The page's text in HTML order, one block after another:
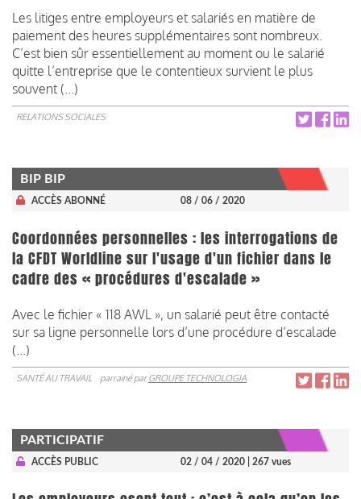
Les litiges entre employeurs et salariés en matière de
paiement des heures supplémentaires sont nombreux.
C’est bien sûr essentiellement au moment ou le salarié
quitte l’entreprise que le contentieux survient le plus
souvent (...)
RELATIONS SOCIALES
BIP BIP
ACCÈS ABONNÉ 08 / 06 / 2020
Coordonnées personnelles : les interrogations de
la CFDT Worldline sur l'usage d'un fichier dans le
cadre des « procédures d'escalade »
Avec le fichier « 118 AWL », un salarié peut être contacté
sur sa ligne personnelle lors d’une procédure d’escalade
(...)
SANTÉ AU TRAVAIL parrainé parGROUPE TECHNOLOGIA
PARTICIPATIF
ACCÈS PUBLIC 02 / 04 / 2020 | 267 vues